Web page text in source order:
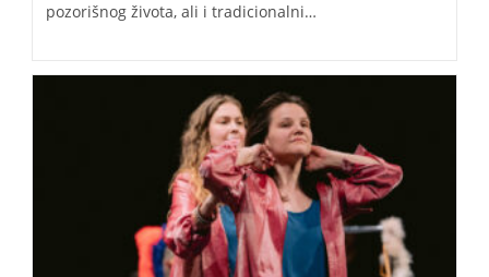
pozorišnog života, ali i tradicionalni…